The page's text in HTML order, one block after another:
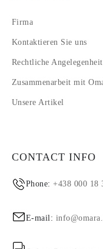
Firma
Kontaktieren Sie uns
Rechtliche
Zusammenarbeit mit
Unsere Artikel
CONTACT INFO
Phone:+438 000 18
E-mail: